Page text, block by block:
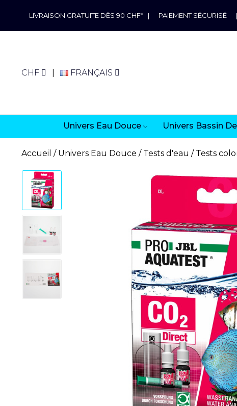
LIVRAISON GRATUITE DÈS 90 CHF* | PAIEMENT SÉCURISÉ |
CHF FRANÇAIS
Univers Eau Douce Univers Bassin
Accueil Univers Eau Douce Tests d'eau Tests